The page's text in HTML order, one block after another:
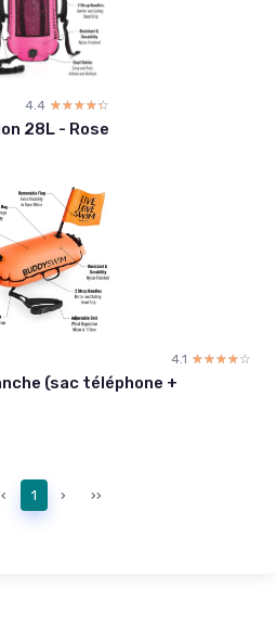
4.4 ☆☆☆☆☆
★★★★★
28L - Rose
4.1 ☆☆☆☆☆
★★★★★
(sac téléphone +
‹ 1 › ››